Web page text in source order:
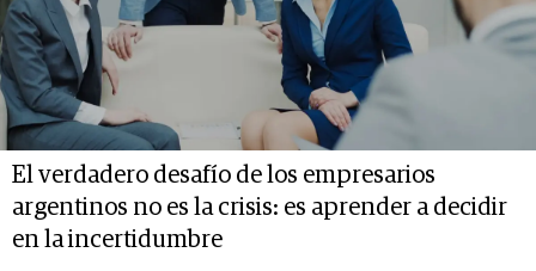
El verdadero desafío de los empresarios
argentinos no es la crisis: es aprender a decidir
en la incertidumbre